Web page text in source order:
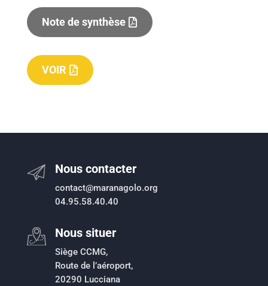
Note de synthèse
VOIR
Nous contacter
contact@maranagolo.org
04.95.58.40.40
Nous situer
Siège CCMG,
Route de l’aéroport,
20290 Lucciana